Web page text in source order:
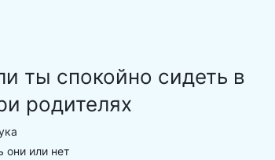
ты спокойно сидеть в
родителях
они или нет